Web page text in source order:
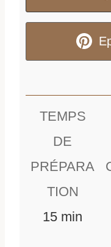
TEMPS
DE
PRÉPARA
TION
15mmin